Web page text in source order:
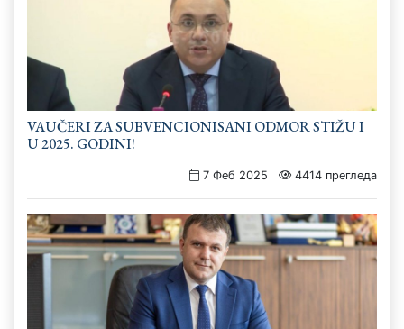
VAUČERI ZA SUBVENCIONISANI ODMOR STIŽU I
U 2025. GODINI!
7 Феб 2025 4414 прегледа